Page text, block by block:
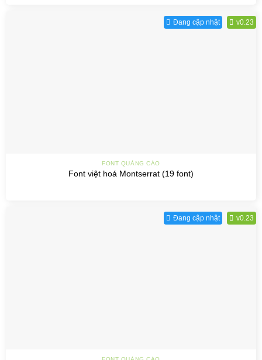
Đang cập nhật v0.23
FONT QUẢNG CÁO
Font việt hoá Montserrat (19 font)
Đang cập nhật v0.23